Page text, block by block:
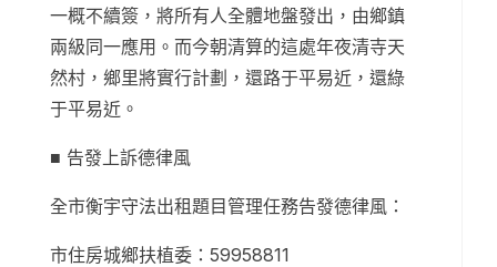
一概不續簽，將所有人全體地盤發出，由鄉鎮
兩級同一應用。而今朝清算的這處年夜清寺天
然村，鄉里將實行計劃，還路于平易近，還綠
于平易近。
■ 告發上訴德律風
全市衡宇守法出租題目管理任務告發德律風：
市住房城鄉扶植委：59958811